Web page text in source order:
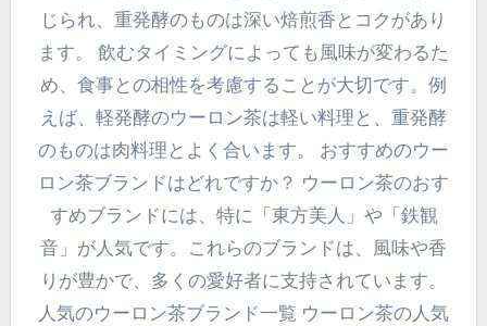
じられ、重発酵のものは深い焙煎香とコクがあり
ます。 飲むタイミングによっても風味が変わるた
め、食事との相性を考慮することが大切です。例
えば、軽発酵のウーロン茶は軽い料理と、重発酵
のものは肉料理とよく合います。 おすすめのウー
ロン茶ブランドはどれですか？ ウーロン茶のおす
すめブランドには、特に「東方美人」や「鉄観
音」が人気です。これらのブランドは、風味や香
りが豊かで、多くの愛好者に支持されています。
人気のウーロン茶ブランド一覧 ウーロン茶の人気